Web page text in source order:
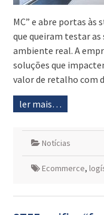
MC” e abre portas
que queiram testar
ambiente real. A
soluções que
valor de retalho com
ler mais…
Notícias
Ecommerce,